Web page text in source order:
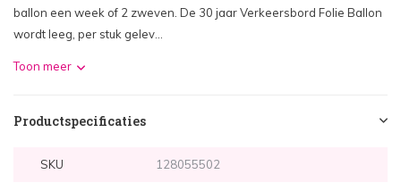
ballon een week of 2 zweven. De 30 jaar Verkeersbord Folie Ballon
wordt leeg, per stuk gelev...
Toon meer
Productspecificaties
SKU 128055502